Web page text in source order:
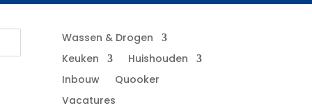
Wassen & Drogen
Keuken
Huishouden
Inbouw
Quooker
Vacatures